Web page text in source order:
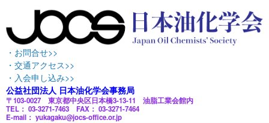
・お問合せ>>
・交通アクセス>>
・入会申し込み>>
公益社団法人 日本油化学会事務局
〒103-0027 東京都中央区日本橋3-13-11 油脂工業会館内
TEL： 03-3271-7463 FAX： 03-3271-7464
E-mail： yukagaku@jocs-office.or.jp